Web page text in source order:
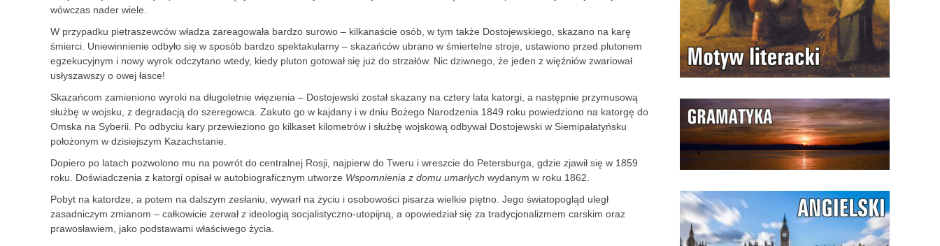
wówczas nader wiele.
W przypadku pietraszewców władza zareagowała bardzo surowo – kilkanaście osób, w tym także Dostojewskiego, skazano na karę
śmierci. Uniewinnienie odbyło się w sposób bardzo spektakularny – skazańców ubrano w śmiertelne stroje, ustawiono przed plutonem
egzekucyjnym i nowy wyrok odczytano wtedy, kiedy pluton gotował się już do strzałów. Nic dziwnego, że jeden z więźniów zwariował
usłyszawszy o owej łasce!
Skazańcom zamieniono wyroki na długoletnie więzienia – Dostojewski został skazany na cztery lata katorgi, a następnie przymusową
służbę w wojsku, z degradacją do szeregowca. Zakuto go w kajdany i w dniu Bożego Narodzenia 1849 roku powiedziono na katorgę do
Omska na Syberii. Po odbyciu kary przewieziono go kilkaset kilometrów i służbę wojskową odbywał Dostojewski w Siemipałatyńsku
położonym w dzisiejszym Kazachstanie.
Dopiero po latach pozwolono mu na powrót do centralnej Rosji, najpierw do Tweru i wreszcie do Petersburga, gdzie zjawił się w 1859
roku. Doświadczenia z katorgi opisał w autobiograficznym utworze Wspomnienia z domu umarłych wydanym w roku 1862.
Pobyt na katordze, a potem na dalszym zesłaniu, wywarł na życiu i osobowości pisarza wielkie piętno. Jego światopogląd uległ
zasadniczym zmianom – całkowicie zerwał z ideologią socjalistyczno-utopijną, a opowiedział się za tradycjonalizmem carskim oraz
prawosławiem, jako podstawami właściwego życia.